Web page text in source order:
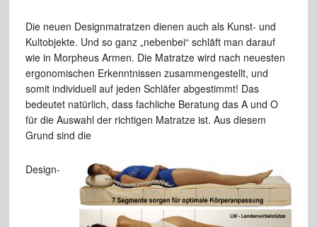
Die neuen Designmatratzen dienen auch als Kunst- und
Kultobjekte. Und so ganz „nebenbei“ schläft man darauf
wie in Morpheus Armen. Die Matratze wird nach neuesten
ergonomischen Erkenntnissen zusammengestellt, und
somit individuell auf jeden Schläfer abgestimmt! Das
bedeutet natürlich, dass fachliche Beratung das A und O
für die Auswahl der richtigen Matratze ist. Aus diesem
Grund sind die
Design-